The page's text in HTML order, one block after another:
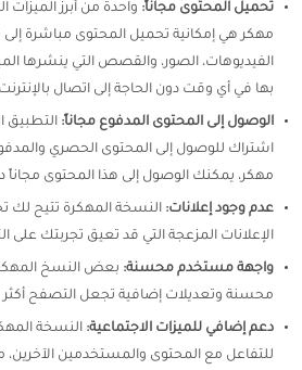
تحميل المحتوى مجاناً:
مهكر هي إمكانية تحميل المحتوى مباشرة
الفيديوهات، الصور، والقصص التي ينشرها
بها في أي وقت دون الحاجة إلى اتصال
الوصول إلى المحتوى المدفوع مجاناً:
مهكر، يمكنك الوصول إلى هذا المحتوى
عدم وجود إعلانات: النسخة المهكرة تتيح لك
الإعلانات المزعجة التي قد تعيق تجربتك على
واجهة مستخدم محسنة: بعض النسخ
محسنة وتعديلات إضافية تجعل التصفح
دعم إضافي للميزات الاجتماعية: النسخة
للتفاعل مع المحتوى والمستخدمين الآخرين،